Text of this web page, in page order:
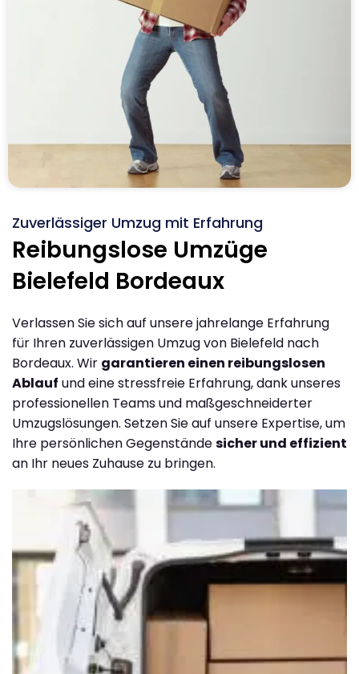
Zuverlässiger Umzug mit Erfahrung
Reibungslose Umzüge
Bielefeld Bordeaux
Verlassen Sie sich auf unsere jahrelange Erfahrung
für Ihren zuverlässigen Umzug von Bielefeld nach
Bordeaux. Wir garantieren einen reibungslosen
Ablauf und eine stressfreie Erfahrung, dank unseres
professionellen Teams und maßgeschneiderter
Umzugslösungen. Setzen Sie auf unsere Expertise, um
Ihre persönlichen Gegenständesicher und effizient
an Ihr neues Zuhause zu bringen.